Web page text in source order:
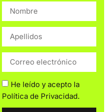
He leído y acepto la
Política de Privacidad.